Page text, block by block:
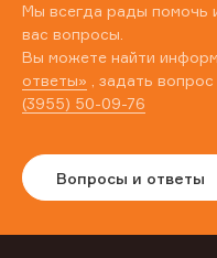
Мы всегда рады помочь
вас вопросы.
Вы можете найти
ответы» , задать
(3955) 50-09-76
Вопросы и ответы